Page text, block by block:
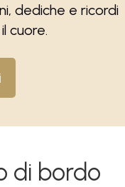
dediche e ricordi
cuore.
di bordo